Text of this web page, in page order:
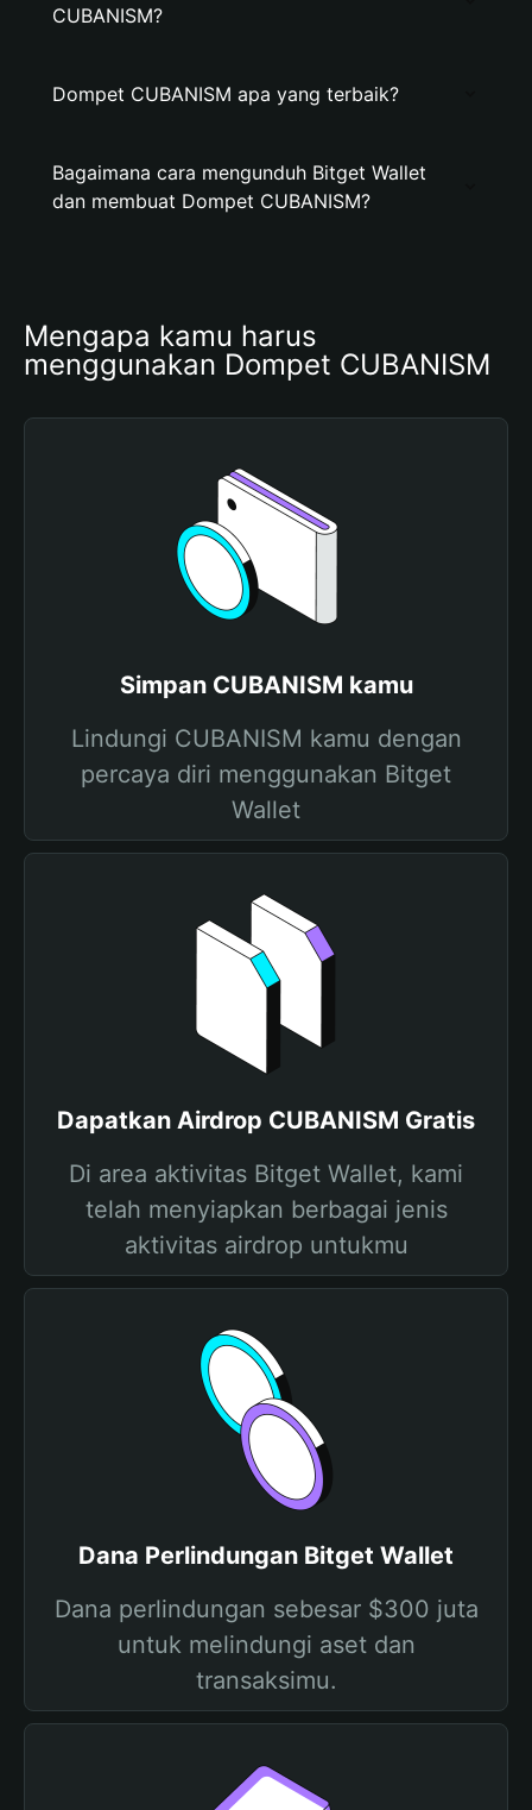
CUBANISM?
Dompet CUBANISM apa yang terbaik?
Bagaimana cara mengunduh Bitget Wallet
dan membuat Dompet CUBANISM?
Mengapa kamu harus
menggunakan Dompet CUBANISM
Simpan CUBANISM kamu
Lindungi CUBANISM kamu dengan
percaya diri menggunakan Bitget
Wallet
Dapatkan Airdrop CUBANISM Gratis
Di area aktivitas Bitget Wallet, kami
telah menyiapkan berbagai jenis
aktivitas airdrop untukmu
Dana Perlindungan Bitget Wallet
Dana perlindungan sebesar $300 juta
untuk melindungi aset dan
transaksimu.